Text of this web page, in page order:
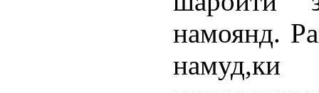
намоянд.